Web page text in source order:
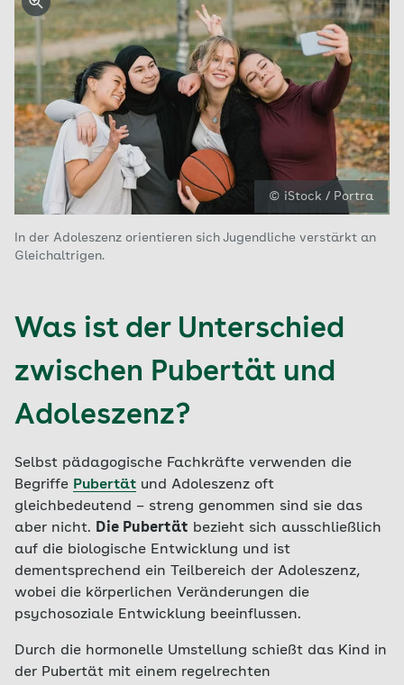
© iStock / Portra
In der Adoleszenz orientieren sich Jugendliche verstärkt an
Gleichaltrigen.
Was ist der Unterschied
zwischen Pubertät und
Adoleszenz?
Selbst pädagogische Fachkräfte verwenden die
Begriffe Pubertät und Adoleszenz oft
gleichbedeutend – streng genommen sind sie das
aber nicht. Die Pubertät bezieht sich ausschließlich
auf die biologische Entwicklung und ist
dementsprechend ein Teilbereich der Adoleszenz,
wobei die körperlichen Veränderungen die
psychosoziale Entwicklung beeinflussen.
Durch die hormonelle Umstellung schießt das Kind in
der Pubertät mit einem regelrechten